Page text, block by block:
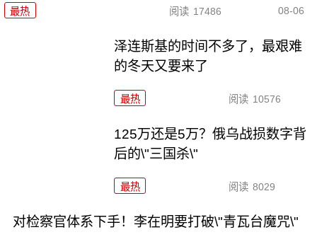
最热 阅读 17486 08-06
泽连斯基的时间不多了，最艰难
的冬天又要来了
最热 阅读 10576
125万还是5万？俄乌战损数字背
后的\"三国杀\"
最热 阅读 8029
对检察官体系下手！李在明要打破\"青瓦台魔咒\"